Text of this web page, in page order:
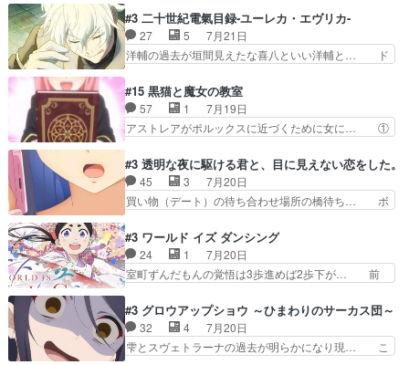
た子猫たちのその後が描か… 王子の旅の始まりは
確かにそうでしたよね！… リゼロ見終わっちゃっ
てほのぼの系がいいか…
紹介の時台に乗ってるサラサ可愛いw学… ナイ
エ・シフォンリッツの出番が多くて嬉し… 石田で
こいつワルだな。なぜ大猿に変身した… 2冊目の
トアの書は学長の手に1話冒頭と合… アリシアと
たのにロリ化されて学生にされ… これはいい黒沢
ともよ。笑いのセンスも合う… ナイエのリアクシ
ョンが面白い。ローメイン…
#3 二十世紀電氣目録-ユーレカ・エヴリカ-
27 5
7月21日
洋輔の過去が垣間見えたな喜八といい洋輔と… ド
が目録に固執する理由もほぼ明らかとな… これ京
アニだったのかそのわりにはそこまで… 清六兄ち
ゃんと喜八、清六と洋輔それぞれの… 化学的作用
に依りて継続して…電池と称すっ… 洋輔、清六の
えてみんなで物作りで一気に… 作画は最高なのに
話がつまらない。やっぱ京… 天下り式に竹のフィ
ラメントが出てきたのは…
#15 黒猫と魔女の教室
57 1
7月19日
アストレアがポルックスに近づくために女に… ①
はアストレアの野望による性転換、後半… アスト
レア君の作戦に皆巻き込まれてて草捕… アストレ
アが作った薬によって男女入れ替わ… アルトレア
がポルックスのこと好きとは言え… アストレアが
払い騒動と賑やかでいいねw… 偉大な父を持つが
故の悩(独自のおっぱい論… 鉄板中の鉄板、性転
換と酩酊ネタの二連発(…
#3 透明な夜に駆ける君と、目に見えない恋をした。
45 3
7月20日
買い物（デート）の待ち合わせ場所の橋待ち… ボ
を照らす打ち上げ花火。人混みの中、み… どんど
んキュンが増えていく展開に毎回わく… ちょこっ
と書ければと風が吹き手元にあった… 』は、率直
に言って脚本と演出が悪いと思う… 小春の目が見
と、空野の億劫さがリアルだ… かけると小春、二
人が一緒に過ごす時間が描… ヒロインの目が不自
由だから音を大切にして…
#3 ワールド イズ ダンシング
24 1
7月20日
室町ずんだもんの覚悟は3歩進めば2歩下が… 前
が主人公の漫画がアニメになったらし… 壮絶だっ
た…30分で2時間の映画のように… すべての表現
がピタリと揃った傑作本当に素… たまに現れて謎
のアドバイスをしてくれるお… 可愛いキャラデザ
#3 グロウアップショウ ～ひまわりのサーカス団～
32 4
7月20日
雫とスヴェトラーナの過去が明らかになり現… こ